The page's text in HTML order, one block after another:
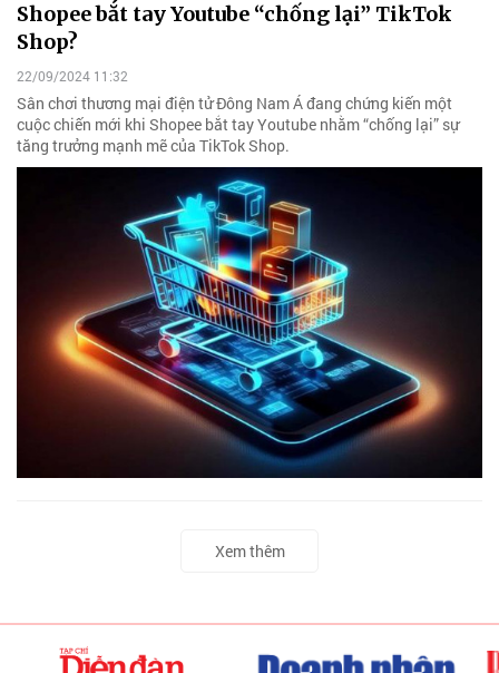
Shopee bắt tay Youtube “chống lại” TikTok
Shop?
22/09/2024 11:32
Sân chơi thương mại điện tử Đông Nam Á đang chứng kiến một
cuộc chiến mới khi Shopee bắt tay Youtube nhằm “chống lại” sự
tăng trưởng mạnh mẽ của TikTok Shop.
Xem thêm